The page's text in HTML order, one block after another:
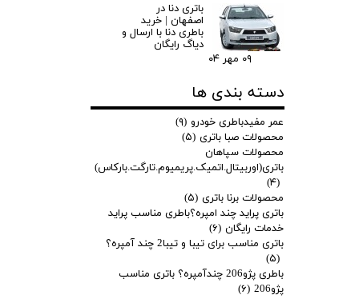
باتری دنا در
اصفهان | خرید
باطری دنا با ارسال و
دیاگ رایگان
۰۹ مهر ۰۴
دسته بندی ها
عمر مفیدباطری خودرو (۹)
محصولات صبا باتری (۵)
محصولات سپاهان
باتری(اوربیتال.اتمیک.پریمیوم.تارگت.بارکاس)
(۴)
محصولات برنا باتری (۵)
باتری پراید چند امپره؟باطری مناسب پراید
خدمات رایگان (۶)
باتری مناسب برای تیبا و تیبا2 چند آمپره؟
(۵)
باطری پژو206 چندآمپره؟ باتری مناسب
پژو206
(۶)